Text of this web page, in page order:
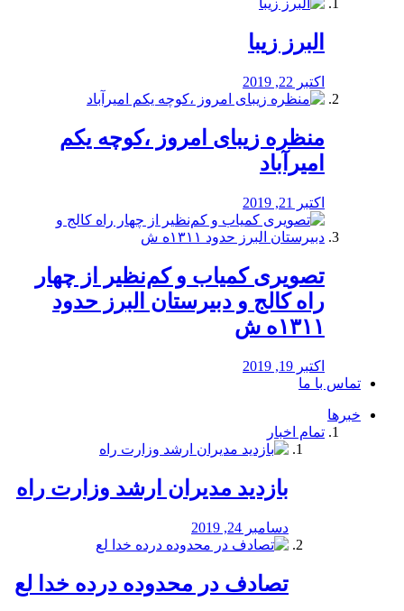
البرز زیبا
اکتبر 22, 2019
منظره‌‌ زیبای امروز ،کوچه یکم
امیرآباد
اکتبر 21, 2019
️تصویری کمیاب و کم‌نظیر از چهار
راه كالج و دبيرستان البرز حدود
۱۳۱۱ه ش
اکتبر 19, 2019
تماس با ما
خبرها
تمام اخبار
بازدید مدیران ارشد وزارت راه
دسامبر 24, 2019
تصادف در محدوده درده خدا لع